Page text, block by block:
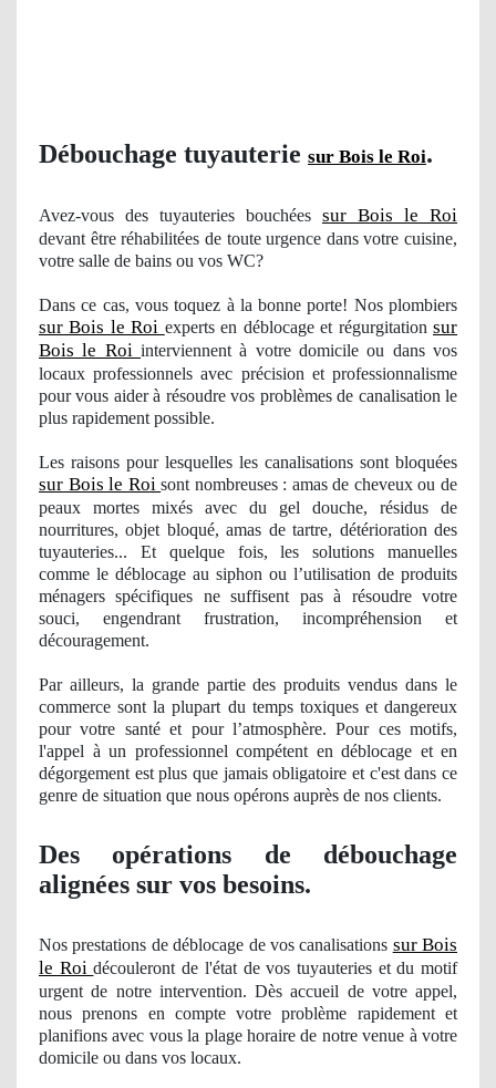
Débouchage tuyauterie sur Bois le Roi.
Avez-vous des tuyauteries bouchées sur Bois le Roi
devant être réhabilitées de toute urgence dans votre cuisine,
votre salle de bains ou vos WC?
Dans ce cas, vous toquez à la bonne porte! Nos plombiers
sur Bois le Roi experts en déblocage et régurgitationsur
Bois le Roi interviennent à votre domicile ou dans vos
locaux professionnels avec précision et professionnalisme
pour vous aider à résoudrevos problèmes de canalisation le
plus rapidement possible.
Les raisons pour lesquelles les canalisations sont bloquées
sur Bois le Roisont nombreuses : amas de cheveux ou de
peaux mortes mixés avec du gel douche, résidus de
nourritures, objet bloqué, amas de tartre, détérioration des
tuyauteries... Et quelque fois, les solutions manuelles
comme le déblocage au siphon ou l’utilisation de produits
ménagersspécifiques ne suffisent pas à résoudre votre
souci, engendrant frustration, incompréhension et
découragement.
Par ailleurs, la grande partie des produits vendus dans le
commerce sont la plupart du temps toxiques et dangereux
pour votre santé et pour l’atmosphère. Pour ces motifs,
l'appel à un professionnel compétent en déblocage et en
dégorgement est plus que jamais obligatoire et c'est dans ce
genre de situation que nous opérons auprès de nos clients.
Des opérations de débouchage
alignées sur vos besoins.
Nosprestations de déblocage de voscanalisations sur Bois
le Roidécouleront de l'état de vos tuyauteries et du motif
urgent de notre intervention. Dès accueil de votre appel,
nous prenons en compte votre problème rapidement et
planifions avec vous la plage horaire de notre venue à votre
domicile ou dans vos locaux.